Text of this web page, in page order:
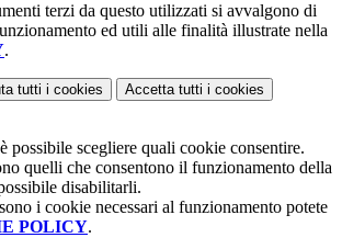
terzi da questo utilizzati si avvalgono di
ed utili alle finalità illustrate nella
.
tutti i cookies Accetta tutti i cookies
possibile scegliere quali cookie consentire.
quelli che consentono il funzionamento della
disabilitarli.
i cookie necessari al funzionamento potete
POLICY.